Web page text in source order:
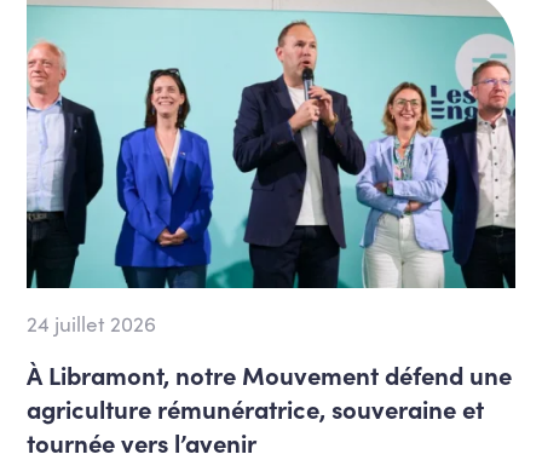
24 juillet 2026
À Libramont, notre Mouvement défend une
agriculture rémunératrice, souveraine et
tournée vers l’avenir